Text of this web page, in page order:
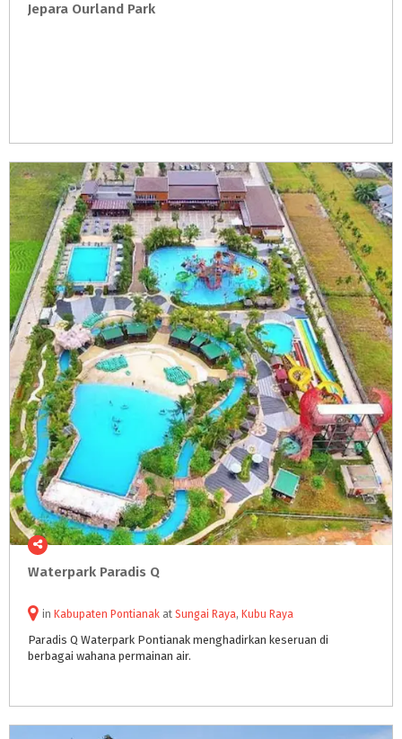
Jepara Ourland Park
Waterpark Paradis Q
in Kabupaten Pontianak at Sungai Raya, Kubu Raya
Paradis Q Waterpark Pontianak menghadirkan keseruan di
berbagai wahana permainan air.